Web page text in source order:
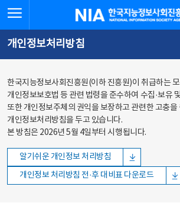
바로가기
바로가기
한국지능정보사회진흥원
개인정보처리방침
한국지능정보사회진흥원(이하 진흥원)이 취급하는
개인정보보호법 등 관련 법령을 준수하여 수집·보유
또한 개인정보주체의 권익을 보장하고 관련한 고충을
개인정보처리방침을 두고 있습니다.
본 방침은 2026년 5월 4일부터 시행됩니다.
알기쉬운 개인정보 처리방침
개인정보 처리방침 전·후 대비표 다운로드